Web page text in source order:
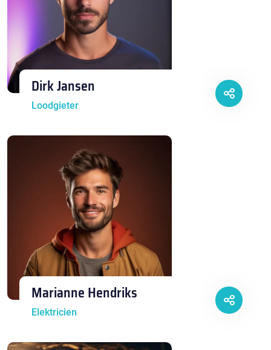
Dirk Jansen
Loodgieter
Marianne Hendriks
Elektricien